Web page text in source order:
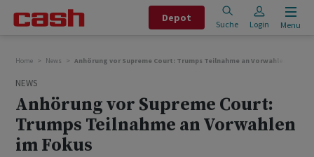
Depot
Suche Login Menu
Home News Anhörung vor Supreme Court: Trumps Teilnahme an Vorwahlen im
NEWS
Anhörung vor Supreme Court:
Trumps Teilnahme an Vorwahlen
im Fokus